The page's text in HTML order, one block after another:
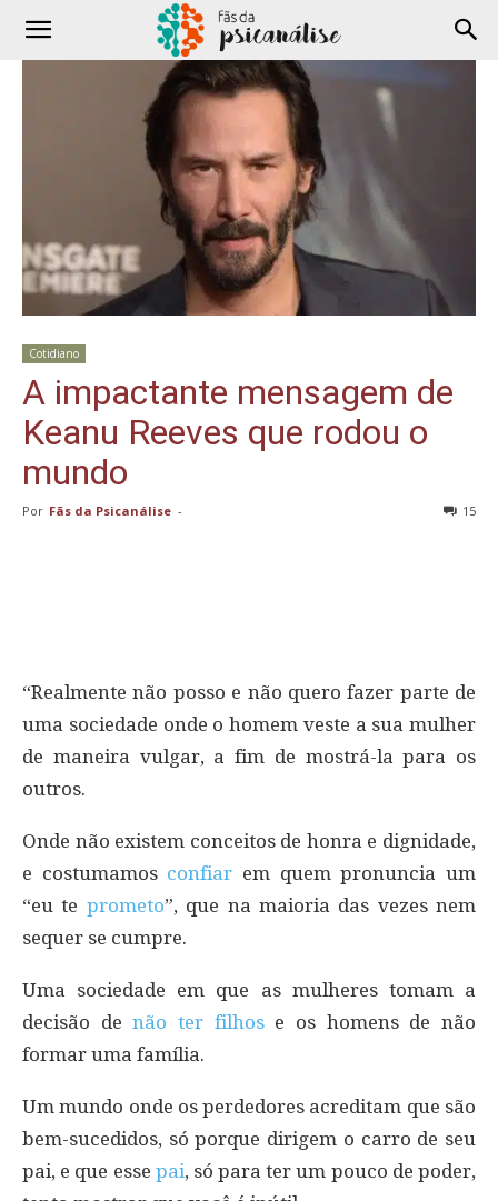
Cotidiano
A impactante mensagem de
Keanu Reeves que rodou o
mundo
Por Fãs da Psicanálise - 15
“Realmente não posso e não quero fazer parte de
uma sociedade onde o homem veste a sua mulher
de maneira vulgar, a fim de mostrá-la para os
outros.
Onde não existem conceitos de honra e dignidade,
e costumamos confiar em quem pronuncia um
“eu te prometo”, que na maioria das vezes nem
sequer se cumpre.
Uma sociedade em que as mulheres tomam a
decisão denão ter filhose os homens de não
formar uma família.
Um mundo onde os perdedores acreditam que são
bem-sucedidos, só porque dirigem o carro de seu
pai, e que esse pai, só para ter um pouco de poder,